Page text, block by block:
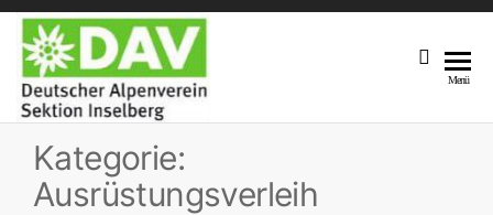
Sektion
Am Fuße
Inselberges
Menü
Kategorie:
Ausrüstungsverleih